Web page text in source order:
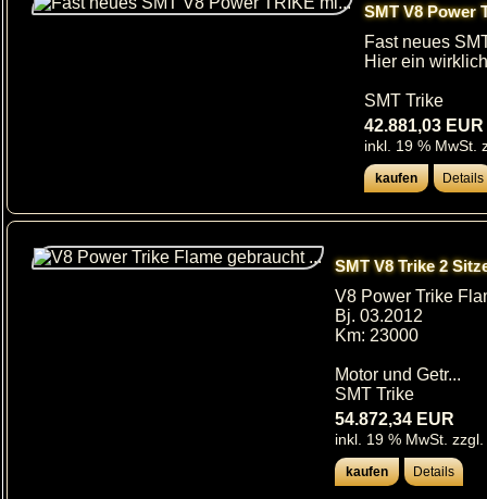
SMT V8 Power
Fast neues
Hier ein
SMT Trike
42.881,03 EUR
inkl. 19 % MwSt.
kaufen Details
SMT V8 Trike 2
V8 Power Trike
Bj. 03.2012
Km: 23000
Motor und Getr...
SMT Trike
54.872,34 EUR
inkl. 19 % MwSt. zzgl.
kaufen Details